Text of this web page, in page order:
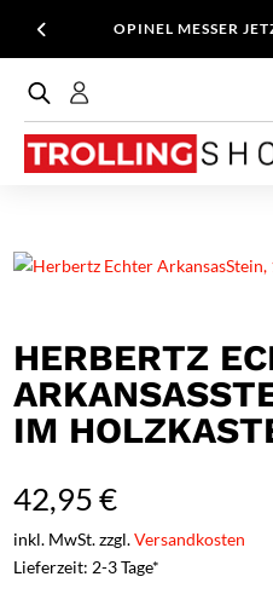
OPINEL MESSER
HERBERTZ
IM
42,95€
inkl. MwSt. zzgl.Versandkosten
Lieferzeit: 2-3 Tage*